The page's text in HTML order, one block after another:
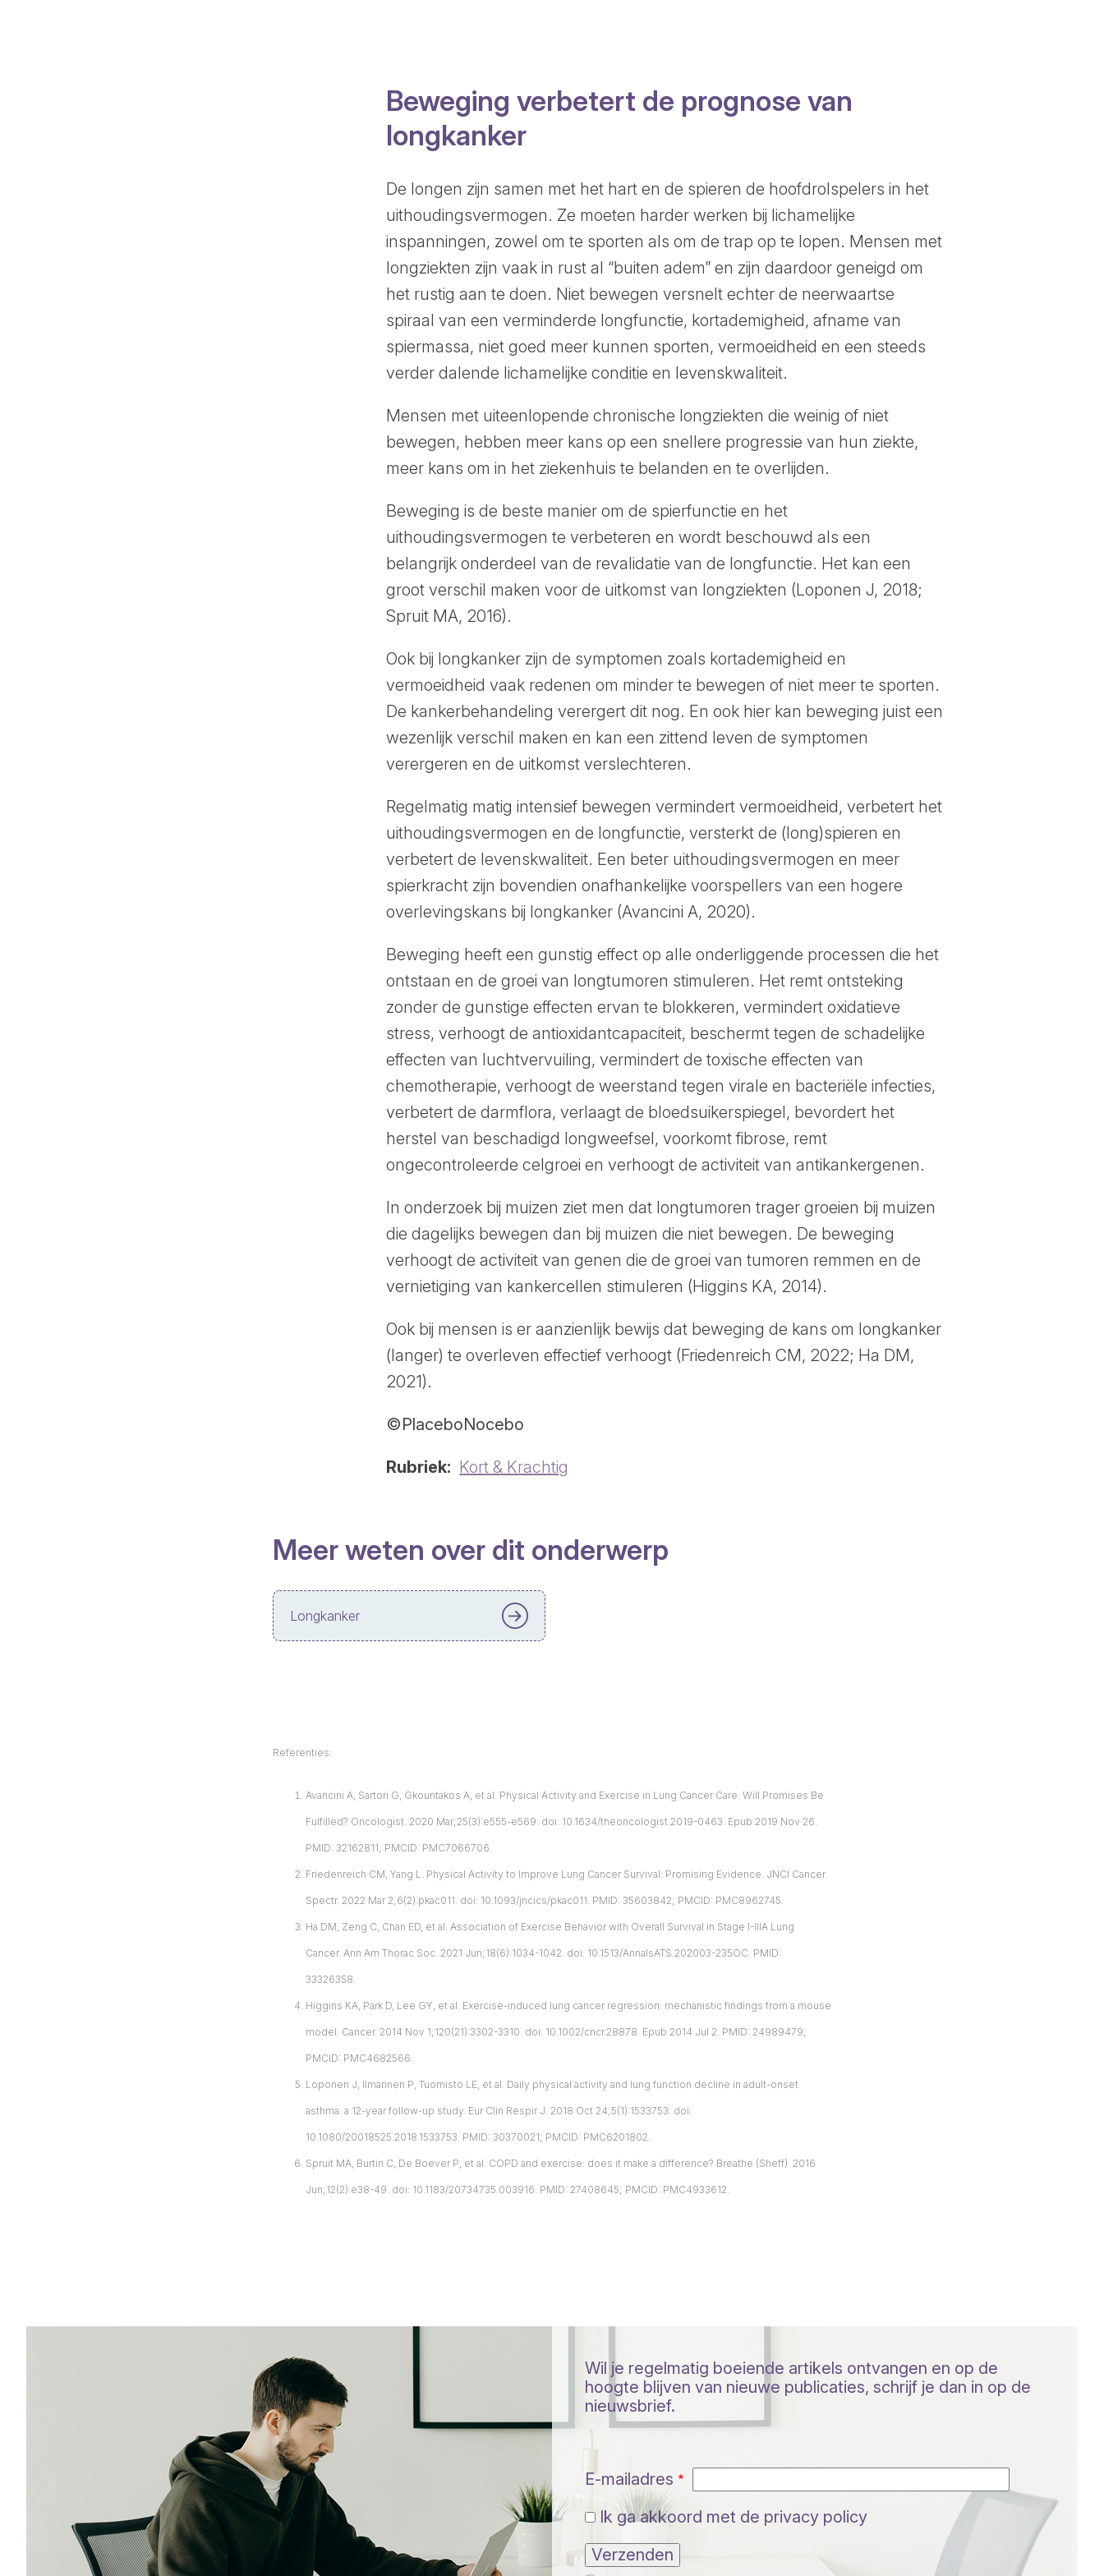
Beweging verbetert de prognose van
longkanker
De longen zijn samen met het hart en de spieren de hoofdrolspelers in het
uithoudingsvermogen. Ze moeten harder werken bij lichamelijke
inspanningen, zowel om te sporten als om de trap op te lopen. Mensen met
longziekten zijn vaak in rust al “buiten adem” en zijn daardoor geneigd om
het rustig aan te doen. Niet bewegen versnelt echter de neerwaartse
spiraal van een verminderde longfunctie, kortademigheid, afname van
spiermassa, niet goed meer kunnen sporten, vermoeidheid en een steeds
verder dalende lichamelijke conditie en levenskwaliteit.
Mensen met uiteenlopende chronische longziekten die weinig of niet
bewegen, hebben meer kans op een snellere progressie van hun ziekte,
meer kans om in het ziekenhuis te belanden en te overlijden.
Beweging is de beste manier om de spierfunctie en het
uithoudingsvermogen te verbeteren en wordt beschouwd als een
belangrijk onderdeel van de revalidatie van de longfunctie. Het kan een
groot verschil maken voor de uitkomst van longziekten (Loponen J, 2018;
Spruit MA, 2016).
Ook bij longkanker zijn de symptomen zoals kortademigheid en
vermoeidheid vaak redenen om minder te bewegen of niet meer te sporten.
De kankerbehandeling verergert dit nog. En ook hier kan beweging juist een
wezenlijk verschil maken en kan een zittend leven de symptomen
verergeren en de uitkomst verslechteren.
Regelmatig matig intensief bewegen vermindert vermoeidheid, verbetert het
uithoudingsvermogen en de longfunctie, versterkt de (long)spieren en
verbetert de levenskwaliteit. Een beter uithoudingsvermogen en meer
spierkracht zijn bovendien onafhankelijke voorspellers van een hogere
overlevingskans bij longkanker (Avancini A, 2020).
Beweging heeft een gunstig effect op alle onderliggende processen die het
ontstaan en de groei van longtumoren stimuleren. Het remt ontsteking
zonder de gunstige effecten ervan te blokkeren, vermindert oxidatieve
stress, verhoogt de antioxidantcapaciteit, beschermt tegen de schadelijke
effecten van luchtvervuiling, vermindert de toxische effecten van
chemotherapie, verhoogt de weerstand tegen virale en bacteriële infecties,
verbetert de darmflora, verlaagt de bloedsuikerspiegel, bevordert het
herstel van beschadigd longweefsel, voorkomt fibrose, remt
ongecontroleerde celgroei en verhoogt de activiteit van antikankergenen.
In onderzoek bij muizen ziet men dat longtumoren trager groeien bij muizen
die dagelijks bewegen dan bij muizen die niet bewegen. De beweging
verhoogt de activiteit van genen die de groei van tumoren remmen en de
vernietiging van kankercellen stimuleren (Higgins KA, 2014).
Ook bij mensen is er aanzienlijk bewijs dat beweging de kans om longkanker
(langer) te overleven effectief verhoogt (Friedenreich CM, 2022; Ha DM,
2021).
©PlaceboNocebo
Rubriek Kort & Krachtig
Meer weten over dit onderwerp
Longkanker
Referenties:
Avancini A, Sartori G, Gkountakos A, et al. Physical Activity and Exercise in Lung Cancer Care: Will Promises Be
Fulfilled? Oncologist. 2020 Mar;25(3):e555-e569. doi: 10.1634/theoncologist.2019-0463. Epub 2019 Nov 26.
PMID: 32162811; PMCID: PMC7066706.
Friedenreich CM, Yang L. Physical Activity to Improve Lung Cancer Survival: Promising Evidence. JNCI Cancer
Spectr. 2022 Mar 2;6(2):pkac011. doi: 10.1093/jncics/pkac011. PMID: 35603842; PMCID: PMC8962745.
Ha DM, Zeng C, Chan ED, et al. Association of Exercise Behavior with Overall Survival in Stage I-IIIA Lung
Cancer. Ann Am Thorac Soc. 2021 Jun;18(6):1034-1042. doi: 10.1513/AnnalsATS.202003-235OC. PMID:
33326358.
Higgins KA, Park D, Lee GY, et al. Exercise-induced lung cancer regression: mechanistic findings from a mouse
model. Cancer. 2014 Nov 1;120(21):3302-3310. doi: 10.1002/cncr.28878. Epub 2014 Jul 2. PMID: 24989479;
PMCID: PMC4682566.
Loponen J, Ilmarinen P, Tuomisto LE, et al. Daily physical activity and lung function decline in adult-onset
asthma: a 12-year follow-up study. Eur Clin Respir J. 2018 Oct 24;5(1):1533753. doi:
10.1080/20018525.2018.1533753. PMID: 30370021; PMCID: PMC6201802.
Spruit MA, Burtin C, De Boever P, et al. COPD and exercise: does it make a difference? Breathe (Sheff). 2016
Jun;12(2):e38-49. doi: 10.1183/20734735.003916. PMID: 27408645; PMCID: PMC4933612.
Wil je regelmatig boeiende artikels ontvangen en op de
hoogte blijven van nieuwe publicaties, schrijf je dan in op de
nieuwsbrief.
E-mailadres
Ik ga akkoord met de privacy policy
Verzenden